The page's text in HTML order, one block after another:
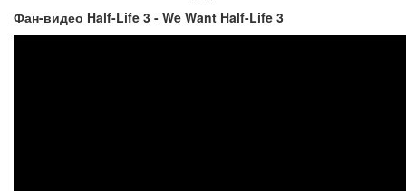
Фан-видео Half-Life 3 - We Want Half-Life 3